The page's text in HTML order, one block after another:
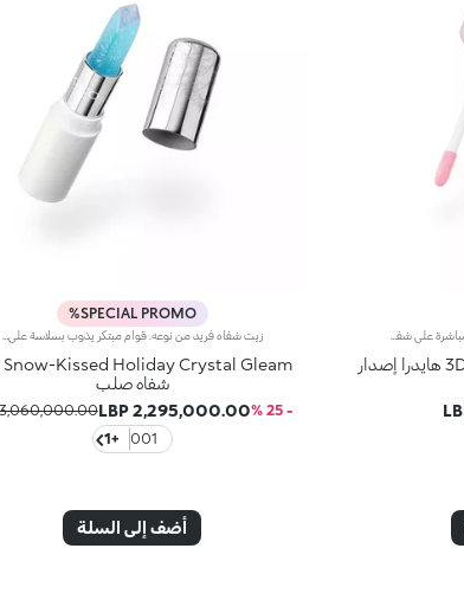
زيت مرطّب ومغذٍّ للشفاهطبّقي المنتج مباشرة على شفتيك لتغذيتهما وتزيينهما بلمسة لامعة.منتج مُختبر من قبل أطباء الجلد *خاضع لاختبار سريري وأساسي دلالي
Threads Of Time زيت الشفاه 3D هايدرا إصدار
SPECIAL PROMO%
شفاه صلب
- 25 %
2,295,000.00 LBP
LBP
001
+1
أضف إلى السلة